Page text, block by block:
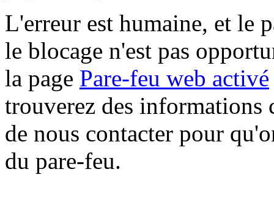
L'erreur est humaine, et le
le blocage n'est pas
la page Pare-feu web activé
trouverez des informations
de nous contacter pour
du pare-feu.